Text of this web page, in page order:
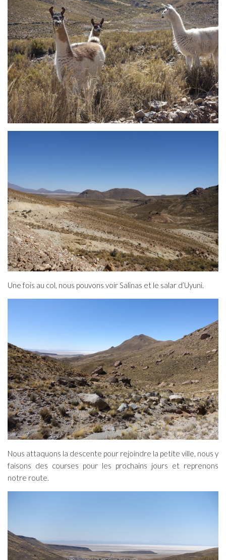
Une fois au col, nous pouvons voir Salinas et le salar d’Uyuni.
Nous attaquons la descente pour rejoindre la petite ville, nous y
faisons des courses pour les prochains jours et reprenons
notre route.